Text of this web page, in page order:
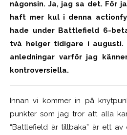
någonsin. Ja, jag sa det. För
haft mer kul i denna
hade under Battlefield 6-
två helger tidigare i augusti.
anledningar varför jag
kontroversiella.
Innan vi kommer in på
punkter som jag tror att alla
“Battlefield är tillbaka” är ett av